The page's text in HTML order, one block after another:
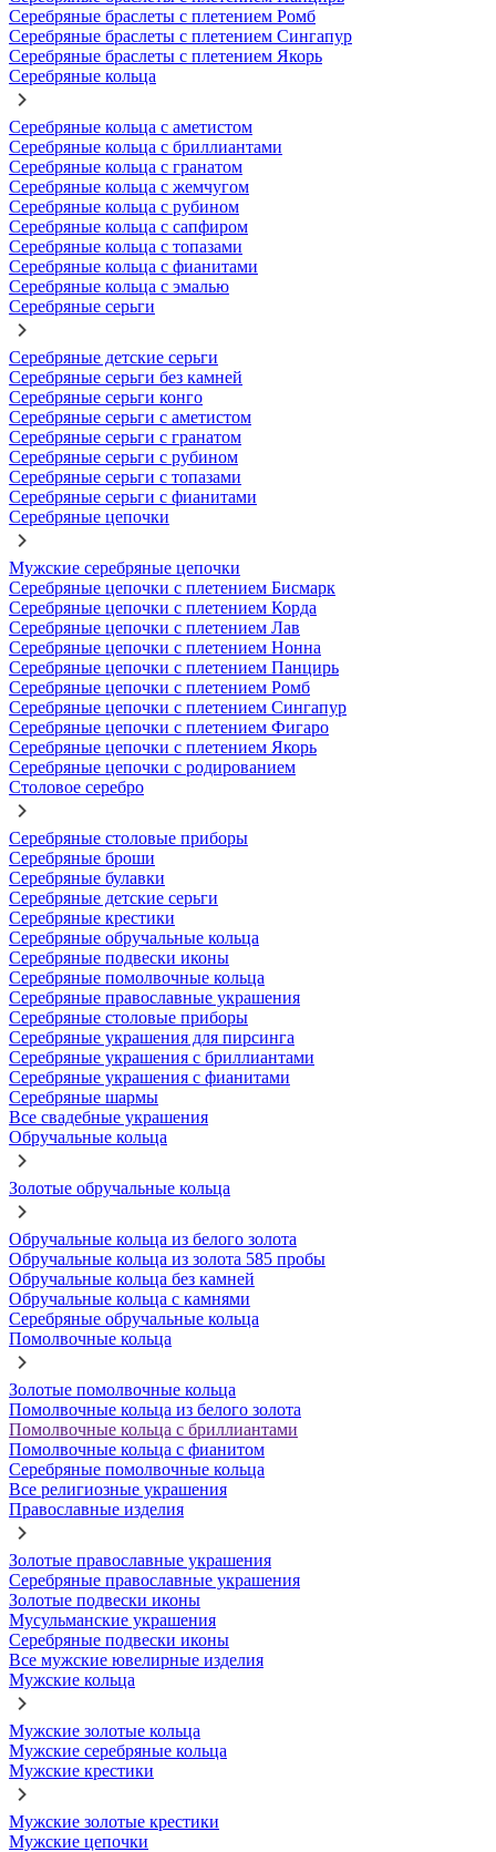
Серебряные браслеты с плетением Ромб
Серебряные браслеты с плетением Сингапур
Серебряные браслеты с плетением Якорь
Серебряные кольца
Серебряные кольца с аметистом
Серебряные кольца с бриллиантами
Серебряные кольца с гранатом
Серебряные кольца с жемчугом
Серебряные кольца с рубином
Серебряные кольца с сапфиром
Серебряные кольца с топазами
Серебряные кольца с фианитами
Серебряные кольца с эмалью
Серебряные серьги
Серебряные детские серьги
Серебряные серьги без камней
Серебряные серьги конго
Серебряные серьги с аметистом
Серебряные серьги с гранатом
Серебряные серьги с рубином
Серебряные серьги с топазами
Серебряные серьги с фианитами
Серебряные цепочки
Мужские серебряные цепочки
Серебряные цепочки с плетением Бисмарк
Серебряные цепочки с плетением Корда
Серебряные цепочки с плетением Лав
Серебряные цепочки с плетением Нонна
Серебряные цепочки с плетением Панцирь
Серебряные цепочки с плетением Ромб
Серебряные цепочки с плетением Сингапур
Серебряные цепочки с плетением Фигаро
Серебряные цепочки с плетением Якорь
Серебряные цепочки с родированием
Столовое серебро
Серебряные столовые приборы
Серебряные броши
Серебряные булавки
Серебряные детские серьги
Серебряные крестики
Серебряные обручальные кольца
Серебряные подвески иконы
Серебряные помолвочные кольца
Серебряные православные украшения
Серебряные столовые приборы
Серебряные украшения для пирсинга
Серебряные украшения с бриллиантами
Серебряные украшения с фианитами
Серебряные шармы
Все свадебные украшения
Обручальные кольца
Золотые обручальные кольца
Обручальные кольца из белого золота
Обручальные кольца из золота 585 пробы
Обручальные кольца без камней
Обручальные кольца с камнями
Серебряные обручальные кольца
Помолвочные кольца
Золотые помолвочные кольца
Помолвочные кольца из белого золота
Помолвочные кольца с бриллиантами
Помолвочные кольца с фианитом
Серебряные помолвочные кольца
Все религиозные украшения
Православные изделия
Золотые православные украшения
Серебряные православные украшения
Золотые подвески иконы
Мусульманские украшения
Серебряные подвески иконы
Все мужские ювелирные изделия
Мужские кольца
Мужские золотые кольца
Мужские серебряные кольца
Мужские крестики
Мужские золотые крестики
Мужские цепочки